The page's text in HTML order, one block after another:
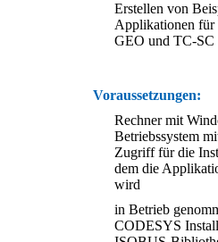
Erstellen von
Applikationen
GEO und TC-SC
Voraussetzungen:
Rechner mit
Betriebssystem
Zugriff für die
dem die
wird
in Betrieb
CODESYS